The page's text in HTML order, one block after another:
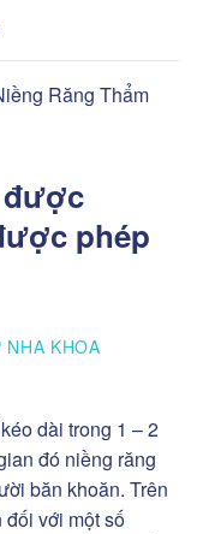
Răng Thẩm
được
phép
NHA KHOA
dài trong 1 – 2
đó niềng răng
băn khoăn. Trên
với một số